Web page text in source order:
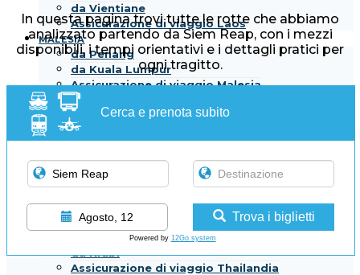
da Vientiane
Assicurazione di viaggio Laos
MALESIA
da Penang
da Kuala Lumpur
Assicurazione di viaggio Malesia
SINGAPORE
da Singapore
Assicurazione di viaggio Singapore
da Bangkok
da Chiang Mai
da Hua Hin
da Pattaya
da Phuket
da Koh Samui
da Krabi
Assicurazione di viaggio Thailandia
In questa pagina trovi tutte le rotte che abbiamo
analizzato partendo da Siem Reap, con i mezzi
disponibili, i tempi orientativi e i dettagli pratici per
ogni tragitto.
Cerca e prenota subito
Agosto, 12 Trova i biglietti
Powered by 12Go system